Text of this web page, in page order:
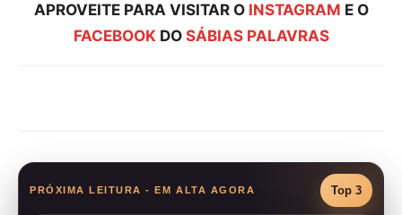
APROVEITE PARA VISITAR O INSTAGRAM E O
FACEBOOKDO SÁBIAS PALAVRAS
PRÓXIMA LEITURA - EM ALTA AGORA Top 3